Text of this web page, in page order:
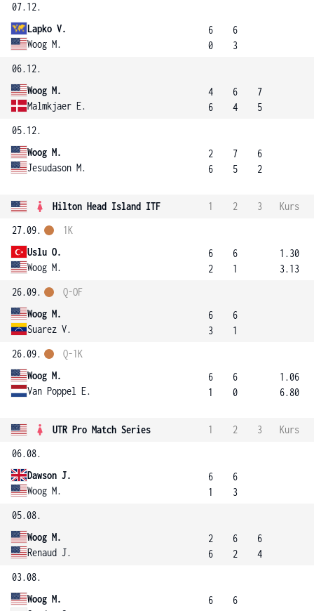
07.12.
Lapko V.
Woog M.
6
0
6
3
06.12.
Woog M.
Malmkjaer E.
4
6
6
4
7
5
05.12.
Woog M.
Jesudason M.
2
6
7
5
6
2
Hilton Head Island ITF 1 2 3
Kurs
27.09.
Uslu O.
Woog M.
1K
6
2
6
1
1.30
3.13
26.09.
Woog M.
Suarez V.
Q-OF
6
3
6
1
26.09.
Woog M.
Van Poppel E.
Q-1K
6
1
6
0
1.06
6.80
UTR Pro Match Series 1 2 3
Kurs
06.08.
Dawson J.
Woog M.
6
1
6
3
05.08.
Woog M.
Renaud J.
2
6
6
2
6
4
03.08.
Woog M.
6
6